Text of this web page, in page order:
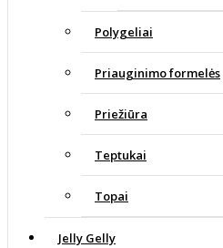
Polygeliai
Priauginimo formelės
Priežiūra
Teptukai
Topai
Jelly Gelly